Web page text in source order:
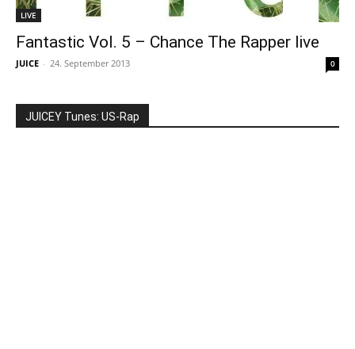
LIVE
Fantastic Vol. 5 – Chance The Rapper live
JUICE - 24. September 2013 0
JUICEY Tunes: US-Rap